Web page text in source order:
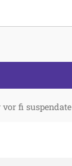
fi suspendate